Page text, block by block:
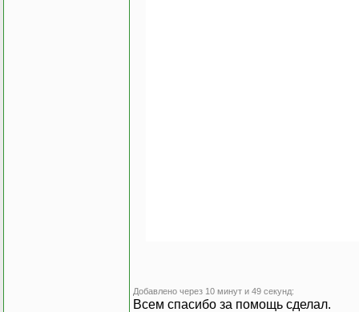
Добавлено через 10 минут и 49 секунд:
Всем спасибо за помощь сделал.